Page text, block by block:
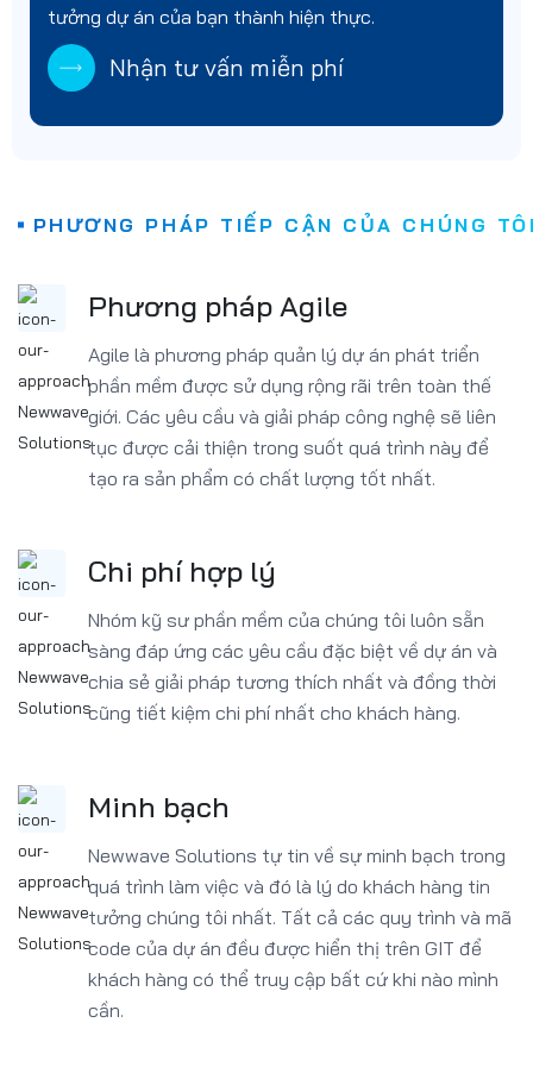
tưởng dự án của bạn thành hiện thực.
Nhận tư vấn miễn phí
PHƯƠNG PHÁP TIẾP CẬN CỦA CHÚNG
Phương pháp Agile
Agile là phương pháp quản lý dự án phát triển
phần mềm được sử dụng rộng rãi trên toàn thế
giới. Các yêu cầu và giải pháp công nghệ sẽ liên
tục được cải thiện trong suốt quá trình này để
tạo ra sản phẩm có chất lượng tốt nhất.
Chi phí hợp lý
Nhóm kỹ sư phần mềm của chúng tôi luôn sẵn
sàng đáp ứng các yêu cầu đặc biệt về dự án và
chia sẻ giải pháp tương thích nhất và đồng thời
cũng tiết kiệm chi phí nhất cho khách hàng.
Minh bạch
Newwave Solutions tự tin về sự minh bạch trong
quá trình làm việc và đó là lý do khách hàng tin
tưởng chúng tôi nhất. Tất cả các quy trình và mã
code của dự án đều được hiển thị trên GIT để
khách hàng có thể truy cập bất cứ khi nào mình
cần.